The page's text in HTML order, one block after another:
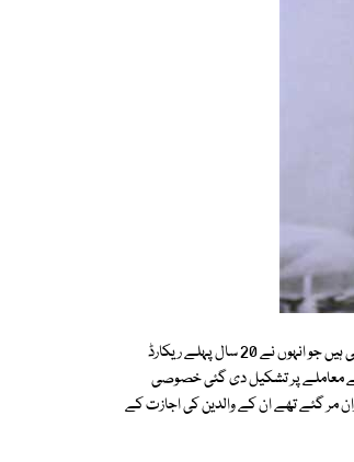
مزید تفصیلات سے معلوم ہوا ہے کہ اسرائیلی ڈاکٹروں پر خفیہ طبی تجربات کے یہ الزامات ان بیانات پر مبنی ہیں جو انہوں نے 20 سال پہلے ریکارڈ
کے معاملے پر تشکیل دی گئی خصوصی
مر گئے تھے ان کے والدین کی اجازت کے